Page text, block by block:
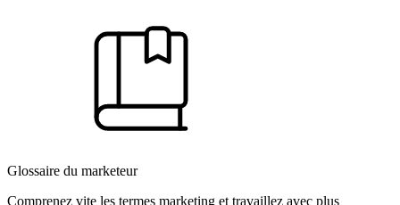
Glossaire du marketeur
Comprenez vite les termes marketing et travaillez avec plus